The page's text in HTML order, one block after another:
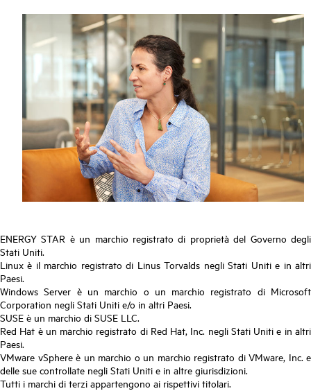
ENERGY STAR è un marchio registrato di proprietà del Governo degli
Stati Uniti.
Linux è il marchio registrato di Linus Torvalds negli Stati Uniti e in altri
Paesi.
Windows Server è un marchio o un marchio registrato di Microsoft
Corporation negli Stati Uniti e/o in altri Paesi.
SUSE è un marchio di SUSE LLC.
Red Hat è un marchio registrato di Red Hat, Inc. negli Stati Uniti e in altri
Paesi.
VMware vSphere è un marchio o un marchio registrato di VMware, Inc. e
delle sue controllate negli Stati Uniti e in altre giurisdizioni.
Tutti i marchi di terzi appartengono ai rispettivi titolari.